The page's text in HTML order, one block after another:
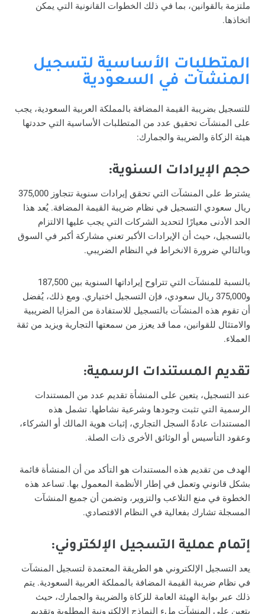
ملتزمة بالقوانين، بما في ذلك الخطوات القانونية التي يمكن
اتخاذها.
المتطلبات الأساسية لتسجيل
المنشآت في السعودية
للتسجيل بضريبة القيمة المضافة بالمملكة العربية السعودية، يجب
على المنشآت تحقيق عدد من المتطلبات الأساسية التي حددتها
هيئة الزكاة والضريبة والجمارك:
حجم الإيرادات السنوية:
يشترط على المنشآت التي تحقق إيرادات سنوية تتجاوز 375,000
ريال سعودي التسجيل في نظام ضريبة القيمة المضافة. يُعد هذا
الحد الأدنى معيارًا لتحديد الشركات التي يجب عليها الالتزام
بالتسجيل، حيث أن الإيرادات الأكبر تعني مشاركة أكبر في السوق
وبالتالي ضرورة الانخراط في النظام الضريبي.
بالنسبة للمنشآت التي تتراوح إيراداتها السنوية بين 187,500
و375,000 ريال سعودي، فإن التسجيل اختياري. ومع ذلك، يُفضل
أن تقوم هذه المنشآت بالتسجيل للاستفادة من المزايا الضريبية
والامتثال للقوانين، مما قد يعزز من سمعتها التجارية ويزيد من ثقة
العملاء.
تقديم المستندات الرسمية:
عند التسجيل، يتعين على المنشأة تقديم عدد من المستندات
الرسمية التي تثبت وجودها وشرعية نشاطها. تشمل هذه
المستندات عادةً السجل التجاري، إثبات هوية المالك أو الشركاء،
وعقود التأسيس أو الوثائق الأخرى ذات الصلة.
الهدف من تقديم هذه المستندات هو التأكد من أن المنشأة قائمة
بشكل قانوني وتعمل في إطار الأنظمة المعمول بها. تساعد هذه
الخطوة في منع التلاعب والتزوير، وتضمن أن جميع المنشآت
المسجلة تشارك بفعالية في النظام الاقتصادي.
إتمام عملية التسجيل الإلكتروني:
يعد التسجيل الإلكتروني هو الطريقة المعتمدة لتسجيل المنشآت
في نظام ضريبة القيمة المضافة بالمملكة العربية السعودية. يتم
ذلك عبر بوابة الهيئة العامة للزكاة والضريبة والجمارك، حيث
يتعين على المنشآت ملء النماذج الإلكترونية المطلوبة وتقديم